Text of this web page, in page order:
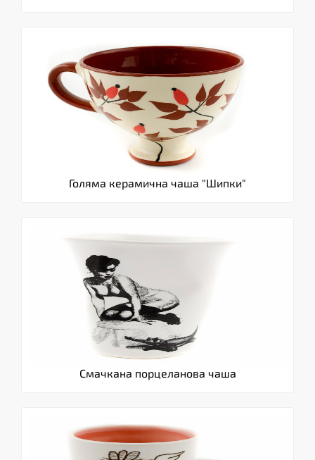
Голяма керамична чаша "Шипки"
Смачкана порцеланова чаша